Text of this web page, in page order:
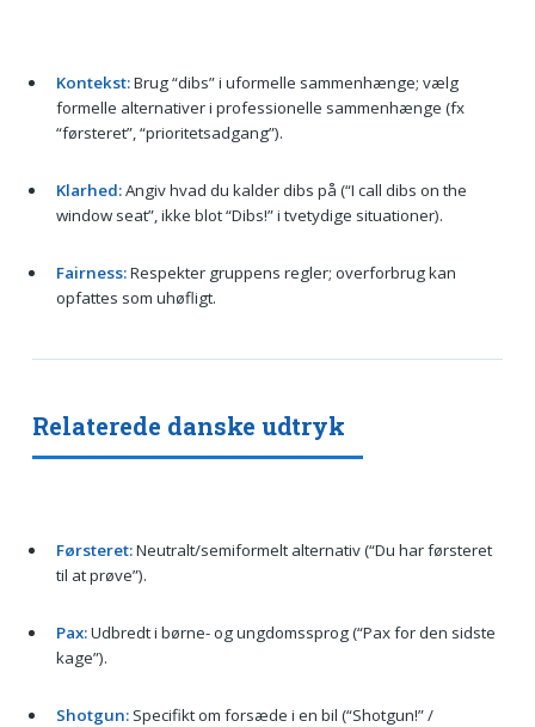
Kontekst:Brug “dibs” i uformelle sammenhænge; vælg
formelle alternativer i professionelle sammenhænge (fx
“førsteret”, “prioritetsadgang”).
Klarhed:Angiv hvad du kalder dibs på (“I call dibs on the
window seat”, ikke blot “Dibs!” i tvetydige situationer).
Fairness:Respekter gruppens regler; overforbrug kan
opfattes som uhøfligt.
Relaterede danske udtryk
Førsteret:Neutralt/semiformelt alternativ (“Du har førsteret
til at prøve”).
Pax:Udbredt i børne- og ungdomssprog (“Pax for den sidste
kage”).
Shotgun:Specifikt om forsæde i en bil (“Shotgun!” /